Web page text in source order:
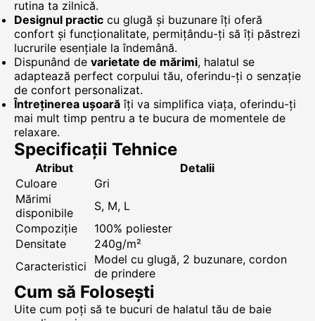
rutina ta zilnică.
Designul practic cu glugă și buzunare îți oferă
confort și funcționalitate, permițându-ți să îți păstrezi
lucrurile esențiale la îndemână.
Dispunând de varietate de mărimi, halatul se
adaptează perfect corpului tău, oferindu-ți o senzație
de confort personalizat.
Întreținerea ușoară îți va simplifica viața, oferindu-ți
mai mult timp pentru a te bucura de momentele de
relaxare.
Specificații Tehnice
Atribut
Detalii
Culoare
Gri
Mărimi
disponibile
S, M, L
Compoziție
100% poliester
Densitate
240g/m²
Caracteristici
Model cu glugă, 2 buzunare, cordon
de prindere
Cum să Folosești
Uite cum poți să te bucuri de halatul tău de baie